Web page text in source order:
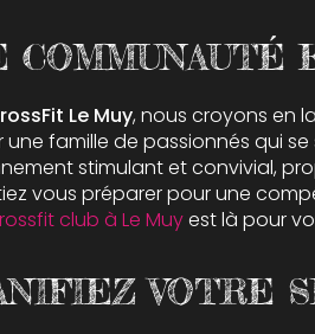
COMMUNAUTÉ
Le Muy, nous croyons en
une famille de passionnés qui
stimulant et convivial,
vous préparer pour une
club à Le Muyest là pour
VOTRE